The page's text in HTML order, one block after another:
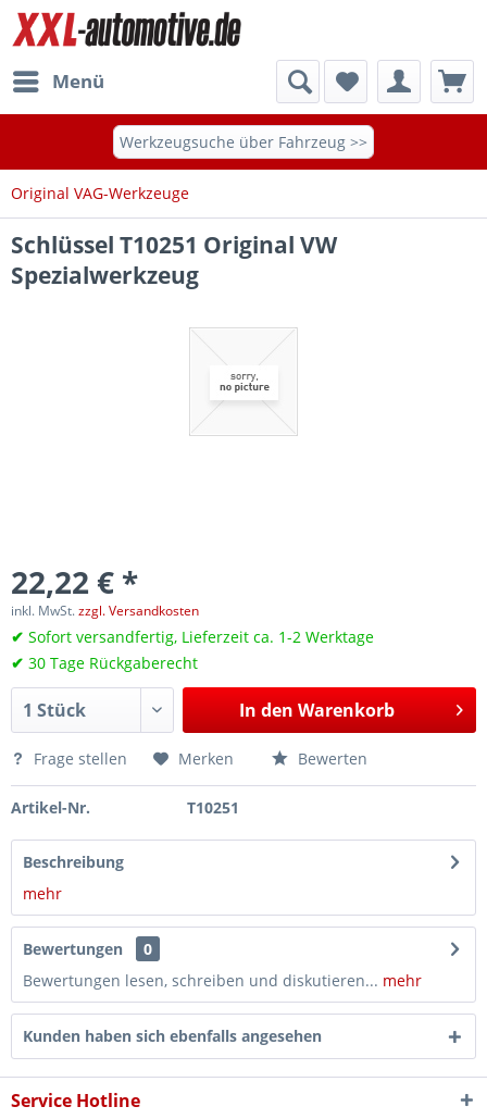
Menü
Werkzeugsuche über Fahrzeug >>
Original VAG-Werkzeuge
Schlüssel T10251 Original VW
Spezialwerkzeug
22,22 € *
inkl. MwSt.zzgl. Versandkosten
✔ Sofort versandfertig, Lieferzeit ca. 1-2 Werktage
✔ 30 Tage Rückgaberecht
In den Warenkorb
Frage stellen Merken Bewerten
Artikel-Nr. T10251
Beschreibung
mehr
Bewertungen
0
Bewertungen lesen, schreiben und diskutieren... mehr
Kunden haben sich ebenfalls angesehen
Service Hotline